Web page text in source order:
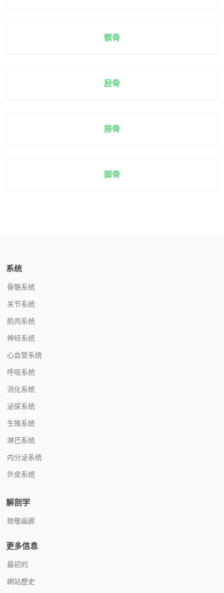
髌骨
胫骨
腓骨
脚骨
系统
骨骼系统
关节系统
肌肉系统
神经系统
心血管系统
呼吸系统
消化系统
泌尿系统
生殖系统
淋巴系统
内分泌系统
外皮系统
解剖学
致敬画廊
更多信息
最初的
網站歷史